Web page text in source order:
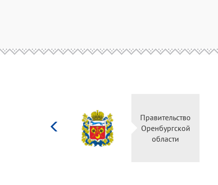
Правительство
Оренбургской
области